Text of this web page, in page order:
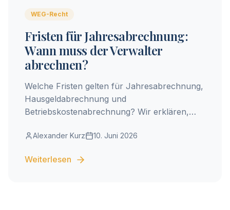
WEG-Recht
Fristen für Jahresabrechnung:
Wann muss der Verwalter
abrechnen?
Welche Fristen gelten für Jahresabrechnung,
Hausgeldabrechnung und
Betriebskostenabrechnung? Wir erklären,
was bei Verspätung passiert.
Alexander Kurz 10. Juni 2026
Weiterlesen